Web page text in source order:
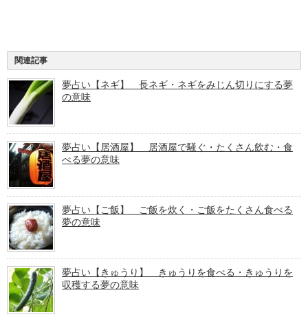
関連記事
夢占い【ネギ】 長ネギ・ネギをみじん切りにする夢
の意味
夢占い【居酒屋】 居酒屋で騒ぐ・たくさん飲む・食
べる夢の意味
夢占い【ご飯】 ご飯を炊く・ご飯をたくさん食べる
夢の意味
夢占い【きゅうり】 きゅうりを食べる・きゅうりを
収穫する夢の意味